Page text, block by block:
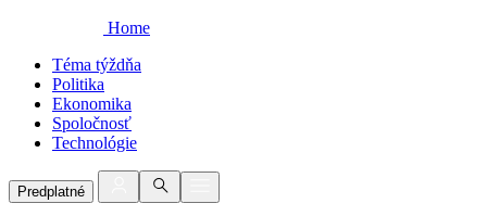
Home
Téma týždňa
Politika
Ekonomika
Spoločnosť
Technológie
Predplatné